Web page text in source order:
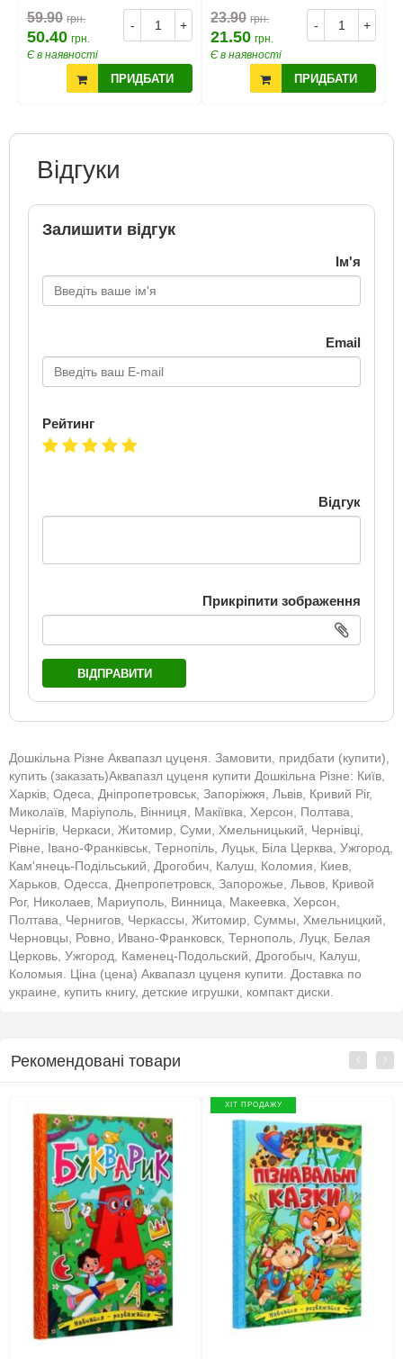
- +
59.90 грн.
50.40 грн.
Є в наявності
ПРИДБАТИ
- +
23.90 грн.
21.50 грн.
Є в наявності
ПРИДБАТИ
Відгуки
Залишити відгук
Ім'я
Email
Рейтинг
Відгук
Прикріпити зображення
ВІДПРАВИТИ
Дошкільна Різне Аквапазл цуценя. Замовити, придбати (купити),
купить (заказать)Аквапазл цуценя купити Дошкільна Різне: Київ,
Харків, Одеса, Дніпропетровськ, Запоріжжя, Львів, Кривий Ріг,
Миколаїв, Маріуполь, Вінниця, Макіївка, Херсон, Полтава,
Чернігів, Черкаси, Житомир, Суми, Хмельницький, Чернівці,
Рівне, Івано-Франківськ, Тернопіль, Луцьк, Біла Церква, Ужгород,
Кам'янець-Подільський, Дрогобич, Калуш, Коломия, Киев,
Харьков, Одесса, Днепропетровск, Запорожье, Львов, Кривой
Рог, Николаев, Мариуполь, Винница, Макеевка, Херсон,
Полтава, Чернигов, Черкассы, Житомир, Суммы, Хмельницкий,
Черновцы, Ровно, Ивано-Франковск, Тернополь, Луцк, Белая
Церковь, Ужгород, Каменец-Подольский, Дрогобыч, Калуш,
Коломыя. Ціна (цена) Аквапазл цуценя купити. Доставка по
украине, купить книгу, детские игрушки, компакт диски.
Рекомендовані товари
ХІТ ПРОДАЖУ